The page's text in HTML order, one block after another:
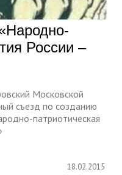
России –
Московской
съезд по созданию
патриотическая
18.02.2015